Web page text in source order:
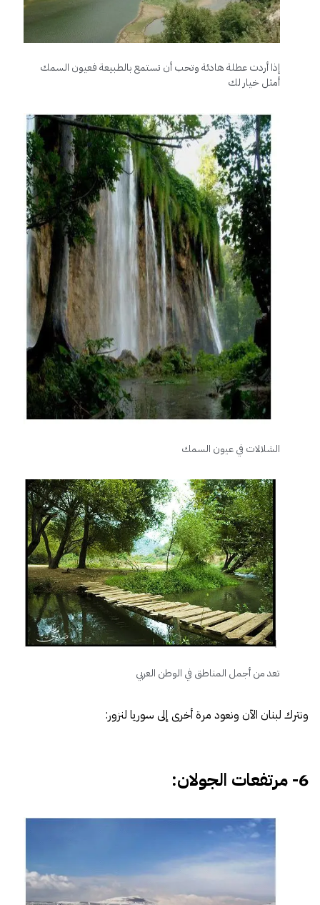
إذا أردت عطلة هادئة وتحب أن تستمع بالطبيعة فعيون السمك
أمثل خيار لك
الشلالات في عيون السمك
تعد من أجمل المناطق في الوطن العربي
ونترك لبنان الآن ونعود مرة أخرى إلى سوريا لنزور:
6- مرتفعات الجولان: